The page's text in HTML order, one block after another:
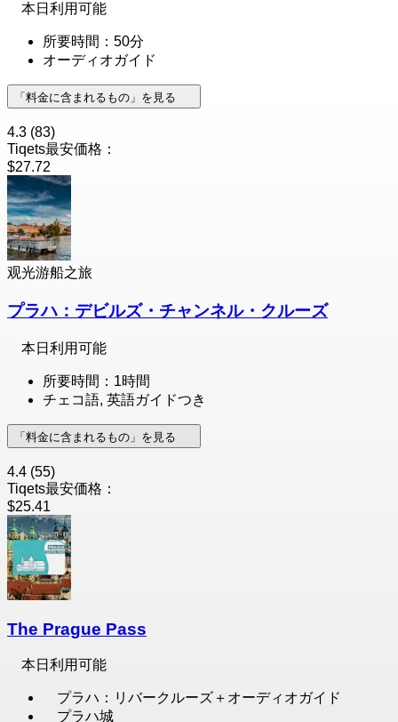
本日利用可能
所要時間：50分
オーディオガイド
「料金に含まれるもの」を見る
4.3 (83)
Tiqets最安価格：
$27.72
观光游船之旅
プラハ：デビルズ・チャンネル・クルーズ
本日利用可能
所要時間：1時間
チェコ語, 英語ガイドつき
「料金に含まれるもの」を見る
4.4 (55)
Tiqets最安価格：
$25.41
The Prague Pass
本日利用可能
プラハ：リバークルーズ＋オーディオガイド
プラハ城